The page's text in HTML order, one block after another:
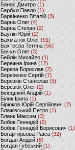
Банас Дмитро (1)
Барбул Павло(1)
Барвіненко Віталій(3)
Барна Олег (4)
Барна Степан (2)
Баулін Юрій (2)
Бахматюк Олег (91)
Бахтеєва Тетяна(55)
Бачун Олег (3)
Бейлін Михайло (1)
Бережна Ірина(12)
Береза Борислав(2)
Березенко Сергій (7)
Березкін Станіслав (5)
Березюк Олег(2)
Білецький Андрій (1)
Білик Ірина (1)
Бірюков Юрій Сергійович (2)
Блажівський Петро (1)
Бланк Максим(3)
Бобов Геннадій (2)
Бобов Геннадій Борисович (1)
Богартирьова Раїса (32)
Богдан Андрій(8)
Богдан Губський (1)